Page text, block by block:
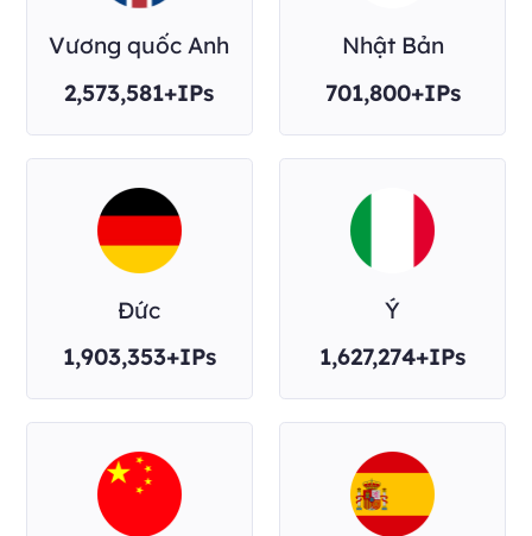
Vương quốc Anh
2,573,581+IPs
Nhật Bản
701,800+IPs
Đức
1,903,353+IPs
Ý
1,627,274+IPs